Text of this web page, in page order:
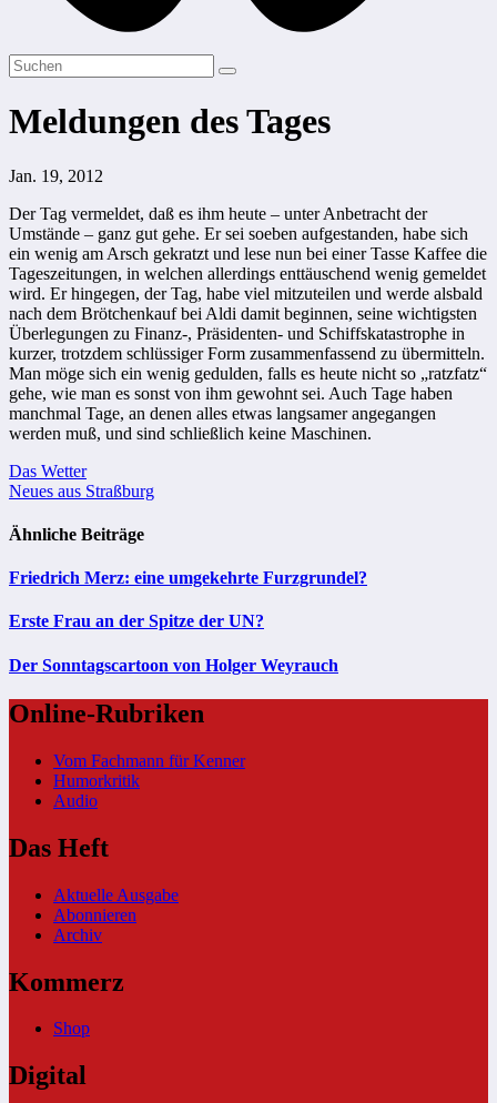
Meldungen des Tages
Jan. 19, 2012
Der Tag vermeldet, daß es ihm heute – unter Anbetracht der
Umstände – ganz gut gehe. Er sei soeben aufgestanden, habe sich
ein wenig am Arsch gekratzt und lese nun bei einer Tasse Kaffee die
Tageszeitungen, in welchen allerdings enttäuschend wenig gemeldet
wird. Er hingegen, der Tag, habe viel mitzuteilen und werde alsbald
nach dem Brötchenkauf bei Aldi damit beginnen, seine wichtigsten
Überlegungen zu Finanz-, Präsidenten- und Schiffskatastrophe in
kurzer, trotzdem schlüssiger Form zusammenfassend zu übermitteln.
Man möge sich ein wenig gedulden, falls es heute nicht so „ratzfatz“
gehe, wie man es sonst von ihm gewohnt sei. Auch Tage haben
manchmal Tage, an denen alles etwas langsamer angegangen
werden muß, und sind schließlich keine Maschinen.
Beitragsnavigation
Das Wetter
Neues aus Straßburg
Ähnliche Beiträge
Friedrich Merz: eine umgekehrte Furzgrundel?
Erste Frau an der Spitze der UN?
Der Sonntagscartoon von Holger Weyrauch
Online-Rubriken
Vom Fachmann für Kenner
Humorkritik
Audio
Das Heft
Aktuelle Ausgabe
Abonnieren
Archiv
Kommerz
Shop
Digital